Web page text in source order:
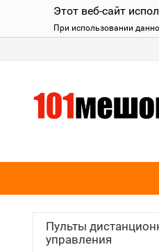
Этот веб-сайт
При использовании
Пульты
управления